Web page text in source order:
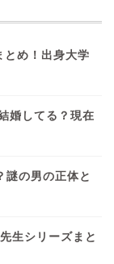
とめ！出身大学
婚してる？現在
の男の正体と
生シリーズまと